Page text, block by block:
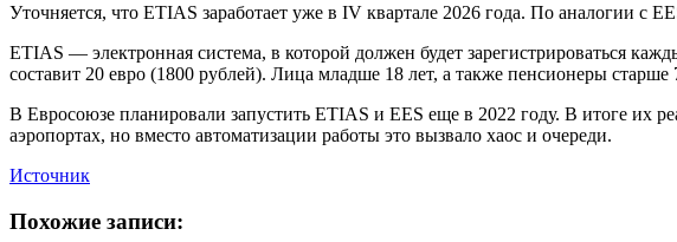
Уточняется, что ETIAS заработает уже в IV квартале 2026 года. По аналогии с
ETIAS — электронная система, в которой должен будет зарегистрироваться
составит 20 евро (1800 рублей). Лица младше 18 лет, а также пенсионеры старше
В Евросоюзе планировали запустить ETIAS и EES еще в 2022 году. В итоге их
аэропортах, но вместо автоматизации работы это вызвало хаос и очереди.
Источник
Похожие записи: